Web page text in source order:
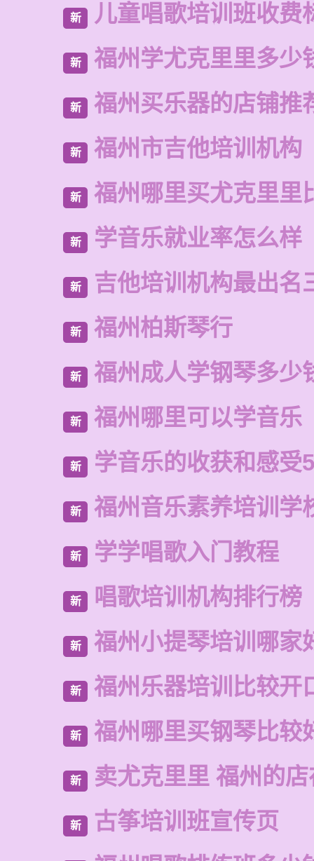
新 儿童唱歌培训班收费
新 福州学尤克里里多少
新 福州买乐器的店铺推
新 福州市吉他培训机构
新 福州哪里买尤克里里
新 学音乐就业率怎么样
新 吉他培训机构最出名
新 福州柏斯琴行
新 福州成人学钢琴多少
新 福州哪里可以学音乐
新 学音乐的收获和感受
新 福州音乐素养培训学
新 学学唱歌入门教程
新 唱歌培训机构排行榜
新 福州小提琴培训哪家
新 福州乐器培训比较开
新 福州哪里买钢琴比较
新 卖尤克里里 福州的
新 古筝培训班宣传页